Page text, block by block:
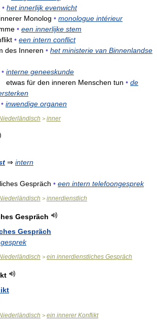
• het innerlijk evenwicht
innerer Monolog • monologue intérieur
• een innerlijke stem
• een intern conflict
des Inneren • het ministerie van Binnenlandse
• interne geneeskunde
etwas für den inneren Menschen tun • de
• inwendige organen
> inner
⇒ intern
Gespräch • een intern telefoongesprek
> innerdienstlich
Gespräch
Gespräch
> ein innerdienstliches Gespräch
> ein innerer Konflikt